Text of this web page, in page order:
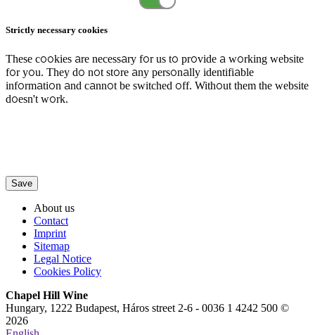
Strictly necessary cookies
These cookies are necessary for us to provide a working website
for you. They do not store any personally identifiable
information and cannot be switched off. Without them the website
doesn't work.
Save
About us
Contact
Imprint
Sitemap
Legal Notice
Cookies Policy
Chapel Hill Wine
Hungary, 1222 Budapest, Háros street 2-6 - 0036 1 4242 500 ©
2026